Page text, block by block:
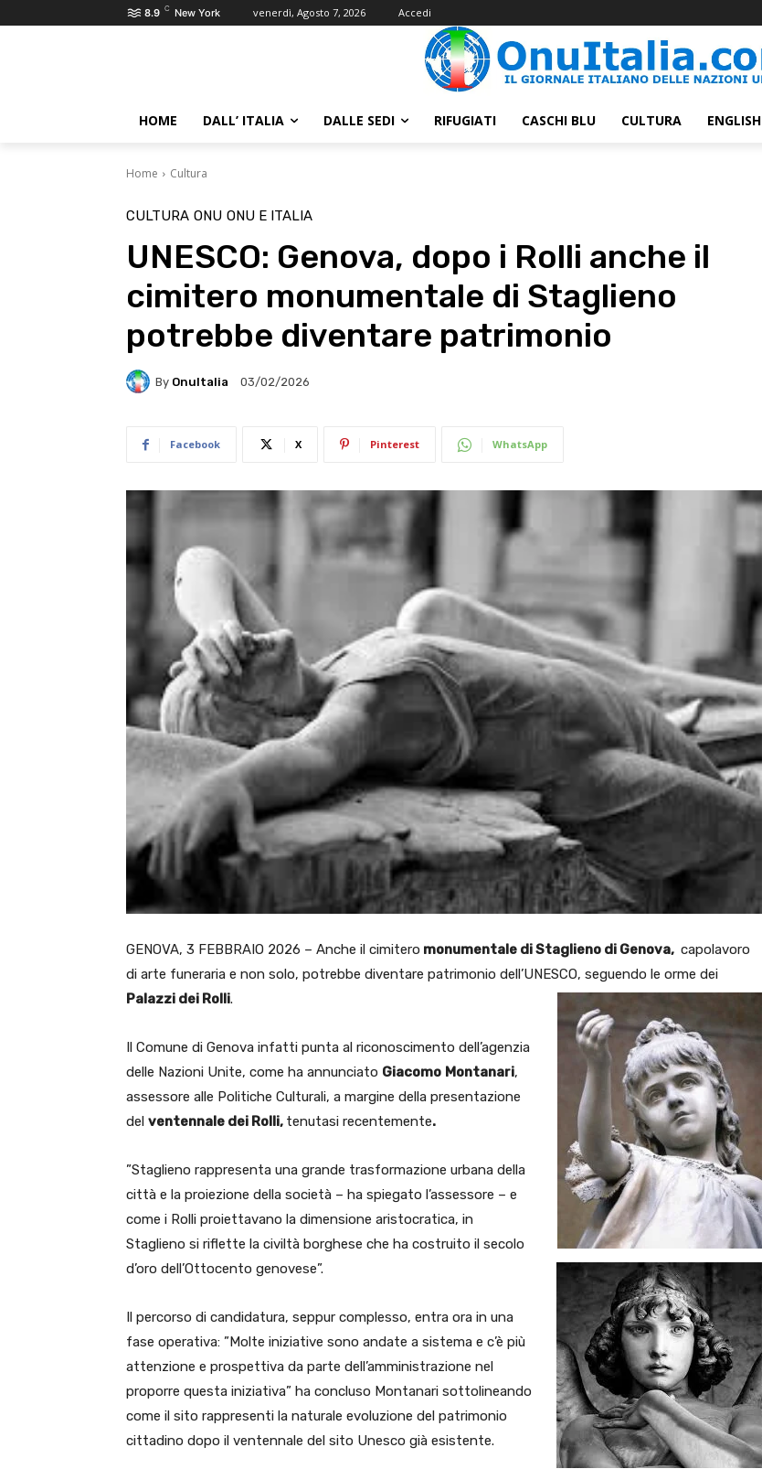
8.9 C New York venerdì, Agosto 7, 2026 Accedi
HOME DALL’ ITALIA DALLE SEDI RIFUGIATI CASCHI BLU CULTURA ENGLISH
Home Cultura
CULTURA ONU ONU E ITALIA
UNESCO: Genova, dopo i Rolli anche il
cimitero monumentale di Staglieno
potrebbe diventare patrimonio
By OnuItalia 03/02/2026
Facebook X Pinterest WhatsApp
GENOVA, 3 FEBBRAIO 2026 – Anche il cimitero monumentale di Staglieno di Genova, capolavoro
di arte funeraria e non solo, potrebbe diventare patrimonio dell’UNESCO, seguendo le orme dei
Palazzi dei Rolli.
Il Comune di Genova infatti punta al riconoscimento dell’agenzia
delle Nazioni Unite, come ha annunciato Giacomo Montanari,
assessore alle Politiche Culturali, a margine della presentazione
del ventennale dei Rolli, tenutasi recentemente.
”Staglieno rappresenta una grande trasformazione urbana della
città e la proiezione della società – ha spiegato l’assessore – e
come i Rolli proiettavano la dimensione aristocratica, in
Staglieno si riflette la civiltà borghese che ha costruito il secolo
d’oro dell’Ottocento genovese”.
Il percorso di candidatura, seppur complesso, entra ora in una
fase operativa: ”Molte iniziative sono andate a sistema e c’è più
attenzione e prospettiva da parte dell’amministrazione nel
proporre questa iniziativa” ha concluso Montanari sottolineando
come il sito rappresenti la naturale evoluzione del patrimonio
cittadino dopo il ventennale del sito Unesco già esistente.